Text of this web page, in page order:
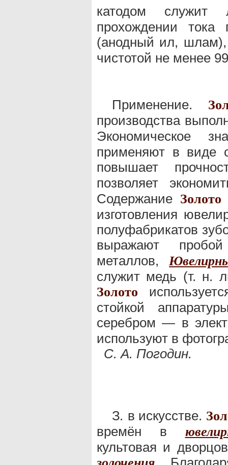
катодом
прохождении
(анодный ил, шлам),
чистотой не менее
Применение.
производства
Экономическое
применяют в виде
повышает
позволяет
Содержание Золото
изготовления
полуфабрикатов
выражают
металлов,
служит медь (т. н.
Золото
стойкой
серебром — в
используют в
С. А. Погодин.
З. в искусстве.
времён в
культовая и